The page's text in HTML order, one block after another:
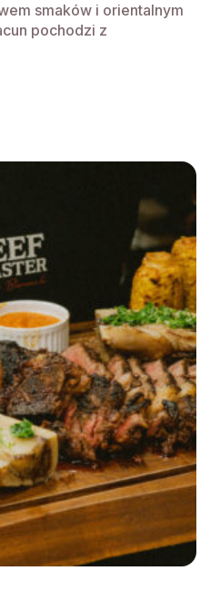
smaków i orientalnym
pochodzi z